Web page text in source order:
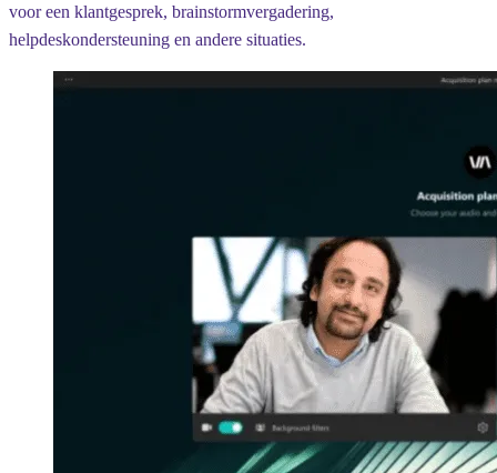
voor een klantgesprek, brainstormvergadering,
helpdeskondersteuning en andere situaties.